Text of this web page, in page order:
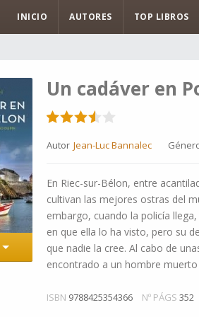
INICIO AUTORES TOP LIBROS
Un cadáver en
Autor Jean-Luc Bannalec
En Riec-sur-Bélon, entre
cultivan las mejores ostras del
embargo, cuando la policía
en que ella lo ha visto, pero su
que nadie la cree. Al cabo de
encontrado a un hombre muerto
ISBN 9788425354366 Nº PÁGS 352